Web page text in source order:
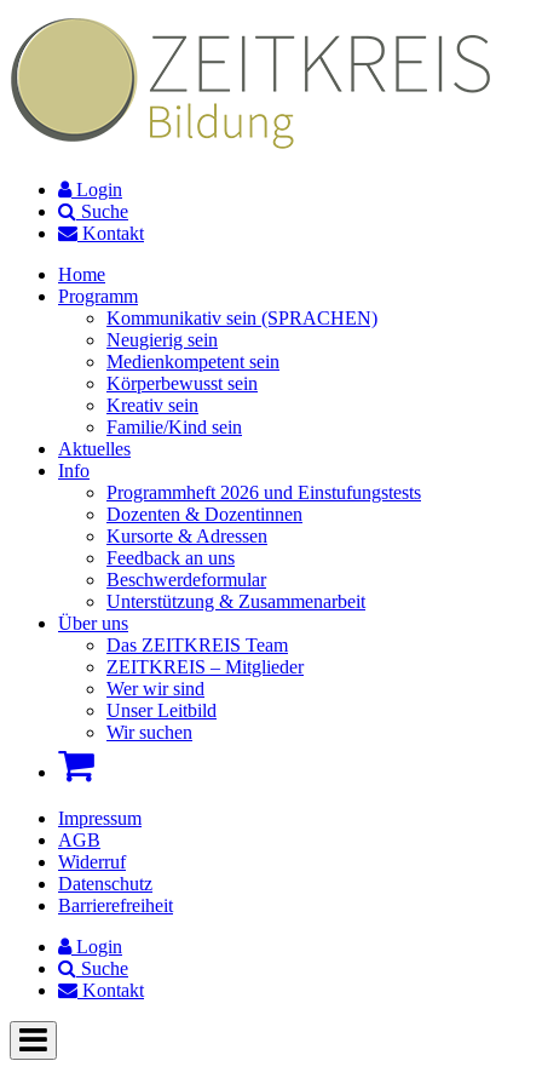
Login
Suche
Kontakt
Home
Programm
Kommunikativ sein (SPRACHEN)
Neugierig sein
Medienkompetent sein
Körperbewusst sein
Kreativ sein
Familie/Kind sein
Aktuelles
Info
Programmheft 2026 und Einstufungstests
Dozenten & Dozentinnen
Kursorte & Adressen
Feedback an uns
Beschwerdeformular
Unterstützung & Zusammenarbeit
Über uns
Das ZEITKREIS Team
ZEITKREIS – Mitglieder
Wer wir sind
Unser Leitbild
Wir suchen
Impressum
AGB
Widerruf
Datenschutz
Barrierefreiheit
Login
Suche
Kontakt